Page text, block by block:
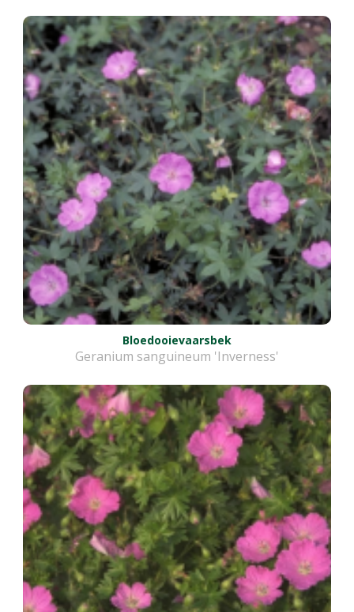
Bloedooievaarsbek
Geranium sanguineum 'Inverness'